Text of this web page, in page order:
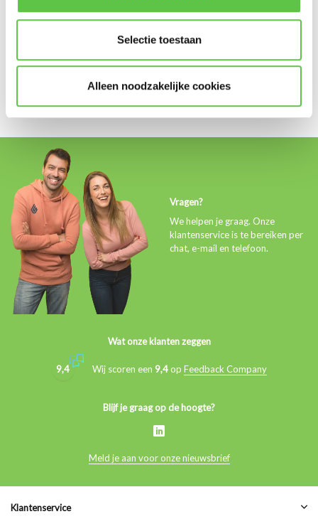
Selectie toestaan
Alleen noodzakelijke cookies
Excl. btw
Vragen?
We helpen je graag. Onze
klantenservice is te bereiken per
chat, e-mail en telefoon.
Wat onze klanten zeggen
9,4 Wij scoren een 9,4op Feedback Company
Blijf je graag op de hoogte?
Meld je aan voor onze nieuwsbrief
Klantenservice